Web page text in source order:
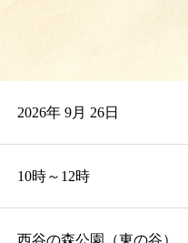
2026年 9月 26日
10時～12時